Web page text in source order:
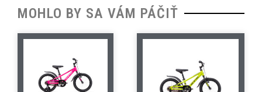
MOHLO BY SA VÁM PÁČIŤ